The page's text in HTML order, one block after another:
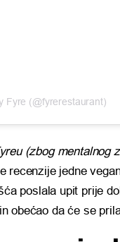
Fyre (@fyrerestaurant)
(zbog mentalnog
recenzije jedne
poslala upit prije
obećao da će se